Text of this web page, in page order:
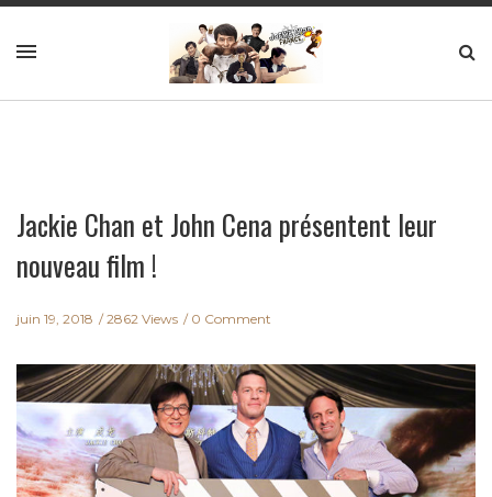
Jackie Chan et John Cena présentent leur
nouveau film !
juin 19, 2018 2862 Views 0 Comment